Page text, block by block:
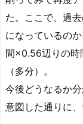
た。ここで、過
になっているの
間×0.56辺りの時
（多分）。
今後どうなるか
意図した通りに